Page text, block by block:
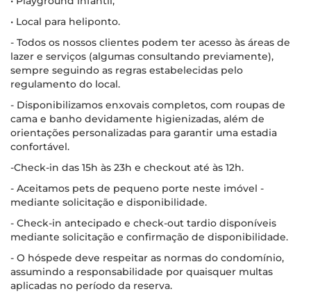
• Local para heliponto.
- Todos os nossos clientes podem ter acesso às áreas de
lazer e serviços (algumas consultando previamente),
sempre seguindo as regras estabelecidas pelo
regulamento do local.
- Disponibilizamos enxovais completos, com roupas de
cama e banho devidamente higienizadas, além de
orientações personalizadas para garantir uma estadia
confortável.
-Check-in das 15h às 23h e checkout até às 12h.
- Aceitamos pets de pequeno porte neste imóvel -
mediante solicitação e disponibilidade.
- Check-in antecipado e check-out tardio disponíveis
mediante solicitação e confirmação de disponibilidade.
- O hóspede deve respeitar as normas do condomínio,
assumindo a responsabilidade por quaisquer multas
aplicadas no período da reserva.